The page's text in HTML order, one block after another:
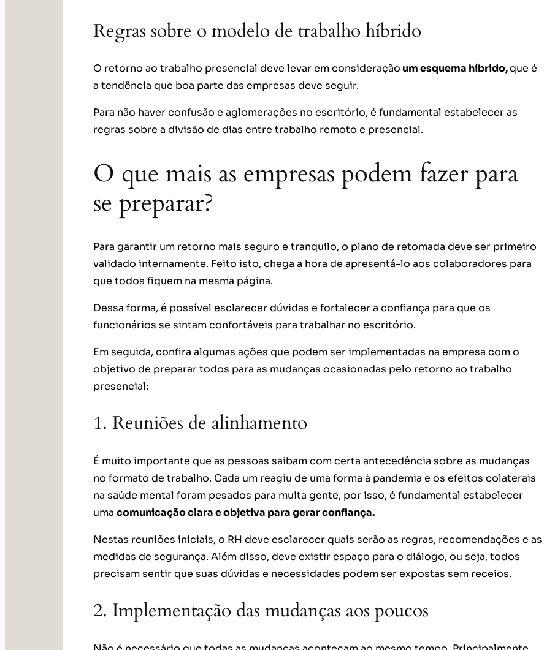
Regras sobre o modelo de trabalho híbrido
O retorno ao trabalho presencial deve levar em consideração um esquema híbrido,que é
a tendência que boa parte das empresas deve seguir.
Para não haver confusão e aglomerações no escritório, é fundamental estabelecer as
regras sobre a divisão de dias entre trabalho remoto e presencial.
O que mais as empresas podem fazer para
se preparar?
Para garantir um retorno mais seguro e tranquilo, o plano de retomada deve ser primeiro
validado internamente. Feito isto, chega a hora de apresentá-lo aos colaboradores para
que todos fiquem na mesma página.
Dessa forma, é possível esclarecer dúvidas e fortalecer a confiança para que os
funcionários se sintam confortáveis para trabalhar no escritório.
Em seguida, confira algumas ações que podem ser implementadas na empresa com o
objetivo de preparar todos para as mudanças ocasionadas pelo retorno ao trabalho
presencial:
1. Reuniões de alinhamento
É muito importante que as pessoas saibam com certa antecedência sobre as mudanças
no formato de trabalho. Cada um reagiu de uma forma à pandemia e os efeitos colaterais
na saúde mental foram pesados para muita gente, por isso, é fundamental estabelecer
uma comunicação clara e objetiva para gerar confiança.
Nestas reuniões iniciais, o RH deve esclarecer quais serão as regras, recomendações e as
medidas de segurança. Além disso, deve existir espaço para o diálogo, ou seja, todos
precisam sentir que suas dúvidas e necessidades podem ser expostas sem receios.
2. Implementação das mudanças aos poucos